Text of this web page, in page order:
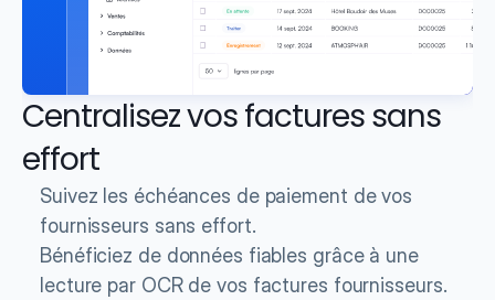
Centralisez vos factures sans
effort
Bénéficiez de données fiables grâce à une
lecture par OCR de vos factures fournisseurs.
Suivez les échéances de paiement de vos
fournisseurs sans effort.